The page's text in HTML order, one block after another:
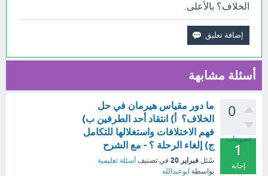
الخلاف؟ بالأعلى.
أسئلة مشابهة
0
تصويتات
1
إجابة
ما دور مقياس هيرمان في حل
الخلاف؟ أ) انتقاد أحد الطرفين ب)
فهم الاختلافات واستغلالها للتكامل
ج) إلغاء الرحلة ؟ - مع الشرح
سُئل فبراير 20 في تصنيف أسئلة تعليمية
بواسطة ابوعبدالله